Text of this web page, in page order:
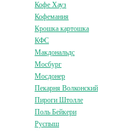
Кофе Хауз
Кофемания
Крошка картошка
КФС
Макдональдс
Мосбург
Мосдонер
Пекарня Волконский
Пироги Штолле
Поль Бейкери
Руспыш